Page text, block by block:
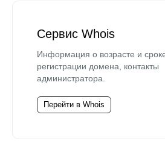
Сервис Whois
Информация о возрасте и
регистрации домена, контакты
администратора.
Перейти в Whois